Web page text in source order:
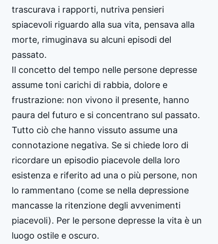
trascurava i rapporti, nutriva pensieri
spiacevoli riguardo alla sua vita, pensava alla
morte, rimuginava su alcuni episodi del
passato.
Il concetto del tempo nelle persone depresse
assume toni carichi di rabbia, dolore e
frustrazione: non vivono il presente, hanno
paura del futuro e si concentrano sul passato.
Tutto ciò che hanno vissuto assume una
connotazione negativa. Se si chiede loro di
ricordare un episodio piacevole della loro
esistenza e riferito ad una o più persone, non
lo rammentano (come se nella depressione
mancasse la ritenzione degli avvenimenti
piacevoli). Per le persone depresse la vita è un
luogo ostile e oscuro.